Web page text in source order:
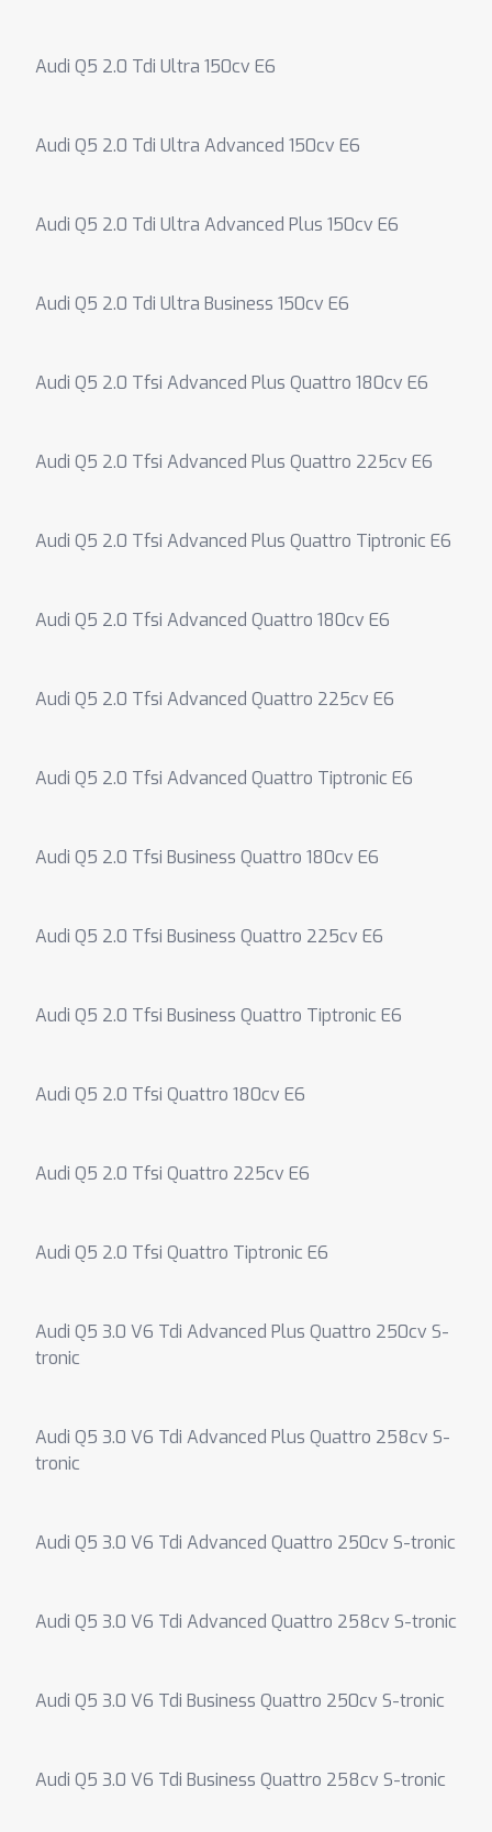
Audi Q5 2.0 Tdi Ultra 150cv E6
Audi Q5 2.0 Tdi Ultra Advanced 150cv E6
Audi Q5 2.0 Tdi Ultra Advanced Plus 150cv E6
Audi Q5 2.0 Tdi Ultra Business 150cv E6
Audi Q5 2.0 Tfsi Advanced Plus Quattro 180cv E6
Audi Q5 2.0 Tfsi Advanced Plus Quattro 225cv E6
Audi Q5 2.0 Tfsi Advanced Plus Quattro Tiptronic E6
Audi Q5 2.0 Tfsi Advanced Quattro 180cv E6
Audi Q5 2.0 Tfsi Advanced Quattro 225cv E6
Audi Q5 2.0 Tfsi Advanced Quattro Tiptronic E6
Audi Q5 2.0 Tfsi Business Quattro 180cv E6
Audi Q5 2.0 Tfsi Business Quattro 225cv E6
Audi Q5 2.0 Tfsi Business Quattro Tiptronic E6
Audi Q5 2.0 Tfsi Quattro 180cv E6
Audi Q5 2.0 Tfsi Quattro 225cv E6
Audi Q5 2.0 Tfsi Quattro Tiptronic E6
Audi Q5 3.0 V6 Tdi Advanced Plus Quattro 250cv S-
tronic
Audi Q5 3.0 V6 Tdi Advanced Plus Quattro 258cv S-
tronic
Audi Q5 3.0 V6 Tdi Advanced Quattro 250cv S-tronic
Audi Q5 3.0 V6 Tdi Advanced Quattro 258cv S-tronic
Audi Q5 3.0 V6 Tdi Business Quattro 250cv S-tronic
Audi Q5 3.0 V6 Tdi Business Quattro 258cv S-tronic